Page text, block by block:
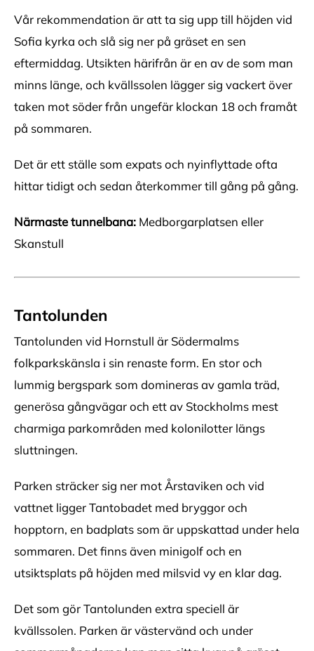
Vår rekommendation är att ta sig upp till höjden vid
Sofia kyrka och slå sig ner på gräset en sen
eftermiddag. Utsikten härifrån är en av de som man
minns länge, och kvällssolen lägger sig vackert över
taken mot söder från ungefär klockan 18 och framåt
på sommaren.
Det är ett ställe som expats och nyinflyttade ofta
hittar tidigt och sedan återkommer till gång på gång.
Närmaste tunnelbana: Medborgarplatsen eller
Skanstull
Tantolunden
Tantolunden vid Hornstull är Södermalms
folkparkskänsla i sin renaste form. En stor och
lummig bergspark som domineras av gamla träd,
generösa gångvägar och ett av Stockholms mest
charmiga parkområden med kolonilotter längs
sluttningen.
Parken sträcker sig ner mot Årstaviken och vid
vattnet ligger Tantobadet med bryggor och
hopptorn, en badplats som är uppskattad under hela
sommaren. Det finns även minigolf och en
utsiktsplats på höjden med milsvid vy en klar dag.
Det som gör Tantolunden extra speciell är
kvällssolen. Parken är västervänd och under